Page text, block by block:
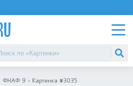
ФНАФ 9 Картинка #3035